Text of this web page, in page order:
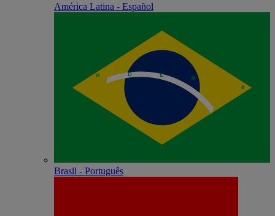
América Latina - Español
Brasil - Português